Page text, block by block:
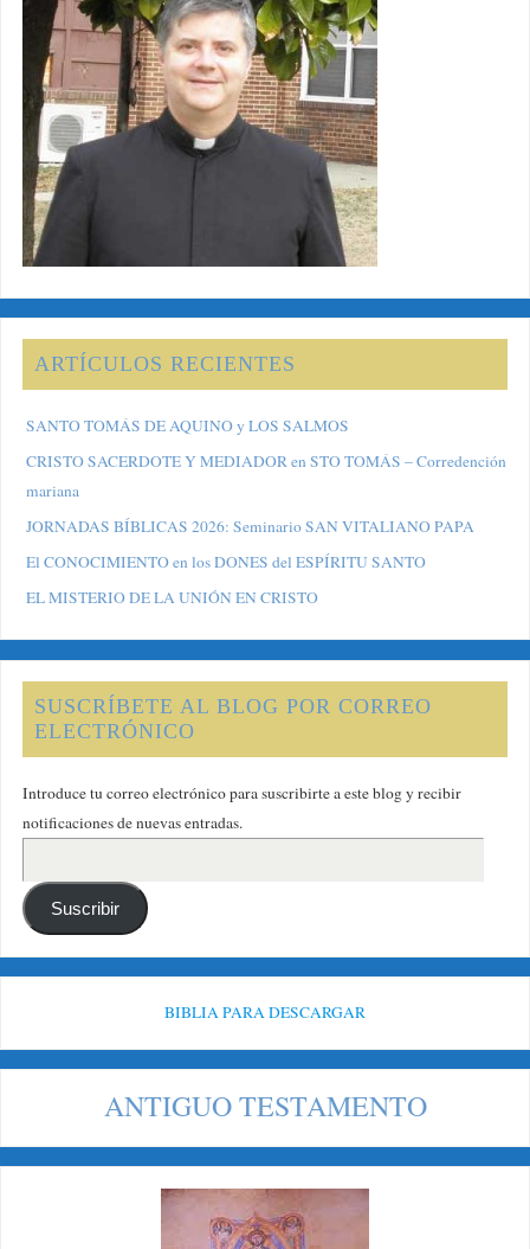
ARTÍCULOS RECIENTES
SANTO TOMÁS DE AQUINO y LOS SALMOS
CRISTO SACERDOTE Y MEDIADOR en STO TOMÁS – Corredención
mariana
JORNADAS BÍBLICAS 2026: Seminario SAN VITALIANO PAPA
El CONOCIMIENTO en los DONES del ESPÍRITU SANTO
EL MISTERIO DE LA UNIÓN EN CRISTO
SUSCRÍBETE AL BLOG POR CORREO
ELECTRÓNICO
Introduce tu correo electrónico para suscribirte a este blog y recibir
notificaciones de nuevas entradas.
Suscribir
BIBLIA PARA DESCARGAR
ANTIGUO TESTAMENTO